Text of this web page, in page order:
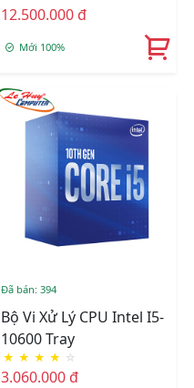
12.500.000 đ
Mới 100%
Đã bán: 394
Bộ Vi Xử Lý CPU Intel I5-
10600 Tray
★ ★ ★ ★ ☆
3.060.000 đ